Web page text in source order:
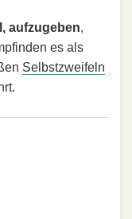
aufzugeben,
es als
Selbstzweifeln